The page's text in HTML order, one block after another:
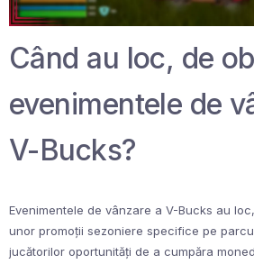
Când au loc, de
evenimentele de
V-Bucks?
Evenimentele de vânzare a V-Bucks au
unor promoții sezoniere specifice pe
jucătorilor oportunități de a cumpăra